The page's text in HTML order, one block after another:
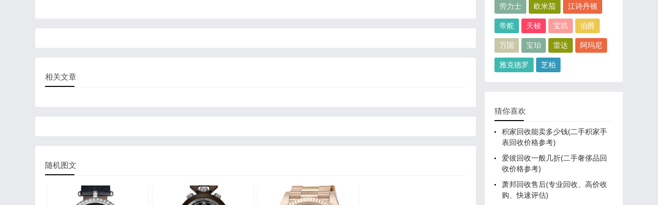
相关文章
随机图文
劳力士 欧米茄 江诗丹顿
帝舵 天梭 宝玑 伯爵
万国 宝珀 雷达 阿玛尼
雅克德罗 芝柏
猜你喜欢
积家回收能卖多少钱(二手积家手
表回收价格参考)
爱彼回收一般几折(二手奢侈品回
收价格参考)
萧邦回收售后(专业回收、高价收
购、快速评估)